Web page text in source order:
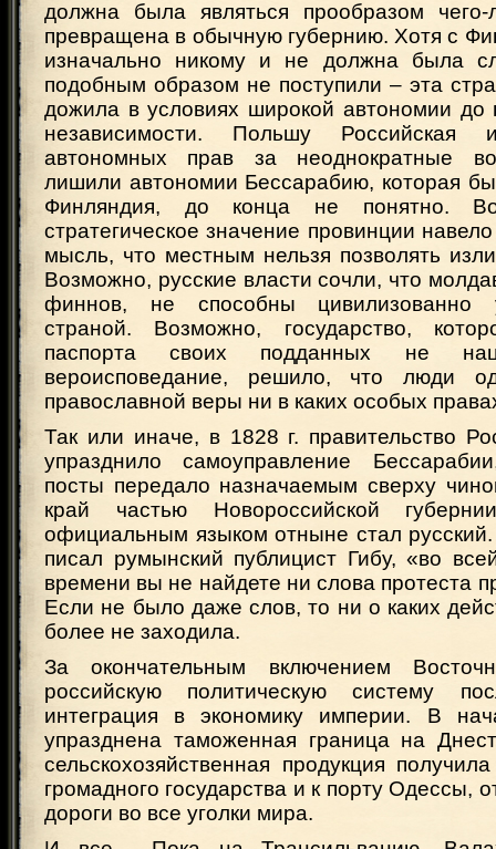
должна была являться прообразом
превращена в обычную губернию. Хотя с
изначально никому и не должна была
подобным образом не поступили – эта
дожила в условиях широкой автономии до
независимости. Польшу Российская
автономных прав за неоднократные
лишили автономии Бессарабию, которая
Финляндия, до конца не понятно.
стратегическое значение провинции
мысль, что местным нельзя позволять
Возможно, русские власти сочли, что
финнов, не способны цивилизованно
страной. Возможно, государство,
паспорта своих подданных не
вероисповедание, решило, что люди
православной веры ни в каких особых
Так или иначе, в 1828 г. правительство
упразднило самоуправление
посты передало назначаемым сверху
край частью Новороссийской
официальным языком отныне стал русский.
писал румынский публицист Гибу, «во
времени вы не найдете ни слова протеста
Если не было даже слов, то ни о каких
более не заходила.
За окончательным включением
российскую политическую систему
интеграция в экономику империи. В
упразднена таможенная граница на
сельскохозяйственная продукция
громадного государства и к порту Одессы,
дороги во все уголки мира.